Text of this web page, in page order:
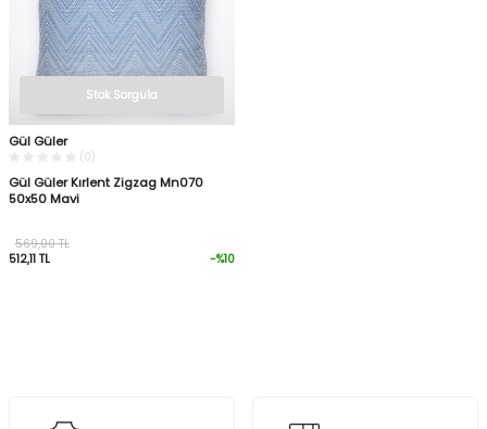
Stok Sorgula
Gül Güler
(0)
Gül Güler Kırlent Zigzag Mn070
50x50 Mavi
512,11 TL
569,00TL
-%10